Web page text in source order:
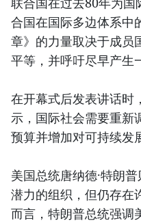
合国在国际多边体系中
章》的力量取决于成员
平等，并呼吁尽早产生
在开幕式后发表讲话时
示，国际社会需要重新
预算并增加对可持续发
美国总统唐纳德·特朗
潜力的组织，但仍存在
而言，特朗普总统强调